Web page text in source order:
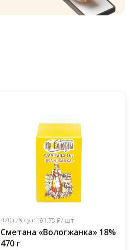
470 г25 сут.191.75 ₽/ шт
Сметана «Вологжанка» 18%
470 г